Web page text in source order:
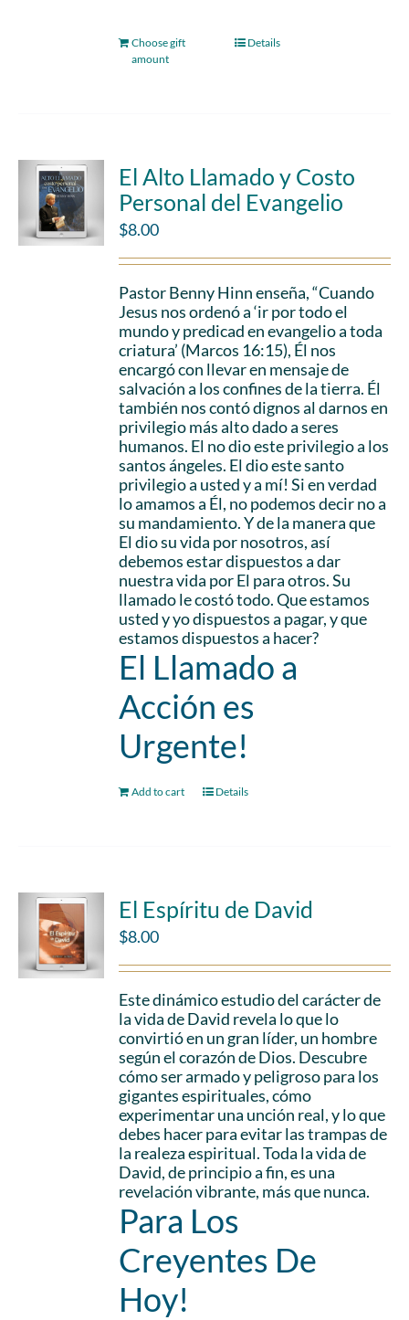
Choose gift
amount
Details
El Alto Llamado y Costo
Personal del Evangelio
$8.00
Pastor Benny Hinn enseña, “Cuando
Jesus nos ordenó a ‘ir por todo el
mundo y predicad en evangelio a toda
criatura’ (Marcos 16:15), Él nos
encargó con llevar en mensaje de
salvación a los confines de la tierra. Él
también nos contó dignos al darnos en
privilegio más alto dado a seres
humanos. El no dio este privilegio a los
santos ángeles. El dio este santo
privilegio a usted y a mí! Si en verdad
lo amamos a Él, no podemos decir no a
su mandamiento. Y de la manera que
El dio su vida por nosotros, así
debemos estar dispuestos a dar
nuestra vida por El para otros. Su
llamado le costó todo. Que estamos
usted y yo dispuestos a pagar, y que
estamos dispuestos a hacer?
El Llamado a
Acción es
Urgente!
Add to cart Details
El Espíritu de David
$8.00
Este dinámico estudio del carácter de
la vida de David revela lo que lo
convirtió en un gran líder, un hombre
según el corazón de Dios. Descubre
cómo ser armado y peligroso para los
gigantes espirituales, cómo
experimentar una unción real, y lo que
debes hacer para evitar las trampas de
la realeza espiritual. Toda la vida de
David, de principio a fin, es una
revelación vibrante, más que nunca.
Para Los
Creyentes De
Hoy!